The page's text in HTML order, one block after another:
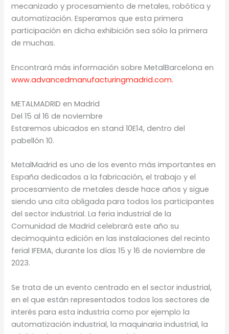
mecanizado y procesamiento de metales, robótica y
automatización. Esperamos que esta primera
participación en dicha exhibición sea sólo la primera
de muchas.
Encontrará más información sobre MetalBarcelona en
www.advancedmanufacturingmadrid.com.
METALMADRID en Madrid
Del 15 al 16 de noviembre
Estaremos ubicados en stand 10E14, dentro del
pabellón 10.
MetalMadrid es uno de los evento más importantes en
España dedicados a la fabricación, el trabajo y el
procesamiento de metales desde hace años y sigue
siendo una cita obligada para todos los participantes
del sector industrial. La feria industrial de la
Comunidad de Madrid celebrará este año su
decimoquinta edición en las instalaciones del recinto
ferial IFEMA, durante los días 15 y 16 de noviembre de
2023.
Se trata de un evento centrado en el sector industrial,
en el que están representados todos los sectores de
interés para esta industria como por ejemplo la
automatización industrial, la maquinaria industrial, la